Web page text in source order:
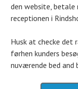
den website,
receptionen i
Husk at checke det
førhen kunders
nuværende bed and